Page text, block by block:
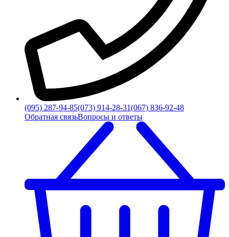
(095) 287-94-85(073) 914-28-31(067) 836-92-48
Обратная связьВопросы и ответы